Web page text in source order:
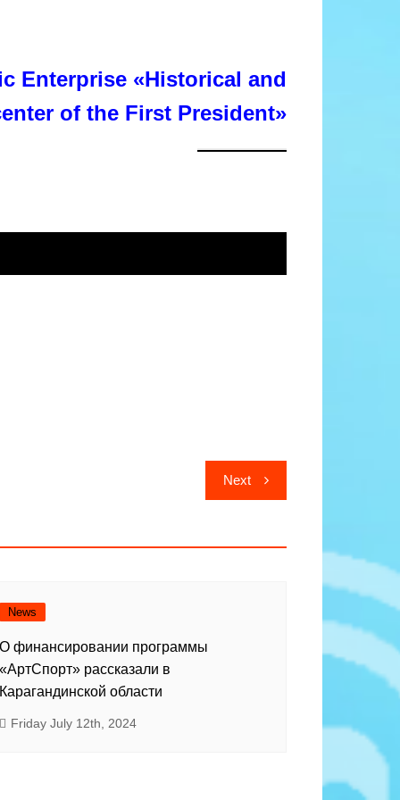
Enterprise «Historical and
of the First President»
Next
News
О финансировании программы
«АртСпорт» рассказали в
Карагандинской области
Friday July 12th, 2024